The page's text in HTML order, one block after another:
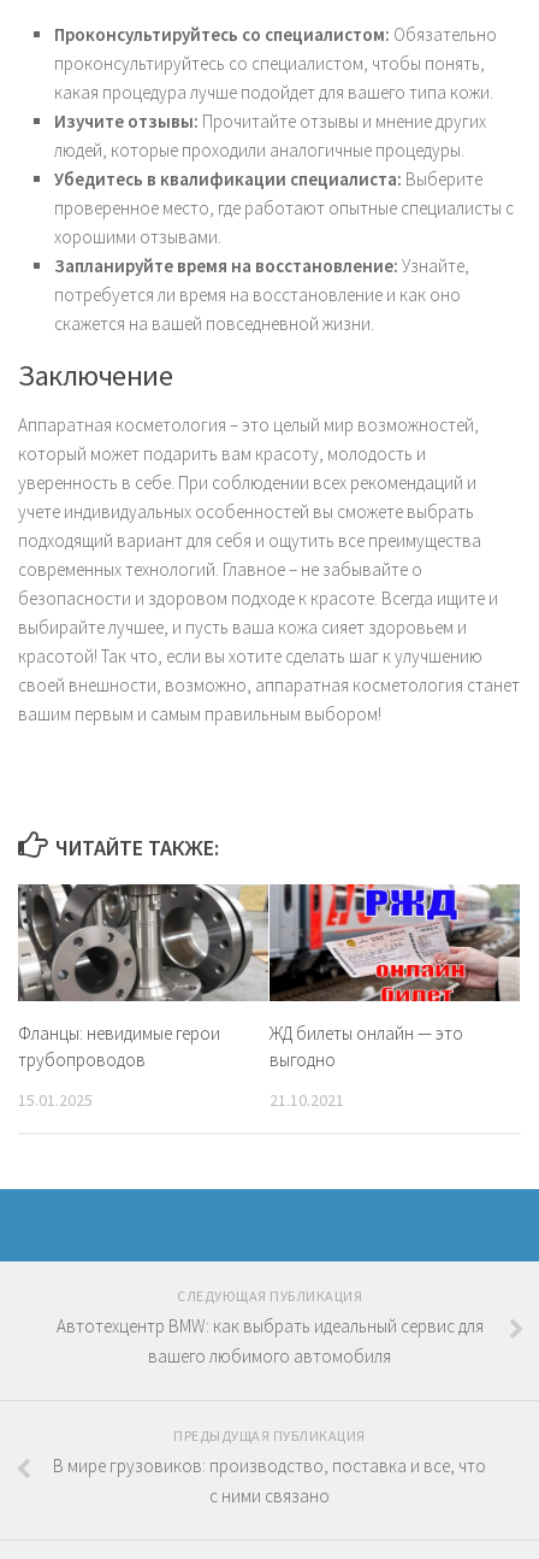
Проконсультируйтесь со специалистом: Обязательно
проконсультируйтесь со специалистом, чтобы понять,
какая процедура лучше подойдет для вашего типа кожи.
Изучите отзывы: Прочитайте отзывы и мнение других
людей, которые проходили аналогичные процедуры.
Убедитесь в квалификации специалиста: Выберите
проверенное место, где работают опытные специалисты с
хорошими отзывами.
Запланируйте время на восстановление: Узнайте,
потребуется ли время на восстановление и как оно
скажется на вашей повседневной жизни.
Заключение
Аппаратная косметология – это целый мир возможностей,
который может подарить вам красоту, молодость и
уверенность в себе. При соблюдении всех рекомендаций и
учете индивидуальных особенностей вы сможете выбрать
подходящий вариант для себя и ощутить все преимущества
современных технологий. Главное – не забывайте о
безопасности и здоровом подходе к красоте. Всегда ищите и
выбирайте лучшее, и пусть ваша кожа сияет здоровьем и
красотой! Так что, если вы хотите сделать шаг к улучшению
своей внешности, возможно, аппаратная косметология станет
вашим первым и самым правильным выбором!
ЧИТАЙТЕ ТАКЖЕ:
Фланцы: невидимые герои
трубопроводов
15.01.2025
ЖД билеты онлайн — это
выгодно
21.10.2021
СЛЕДУЮЩАЯ ПУБЛИКАЦИЯ
Автотехцентр BMW: как выбрать идеальный сервис для
вашего любимого автомобиля
ПРЕДЫДУЩАЯ ПУБЛИКАЦИЯ
В мире грузовиков: производство, поставка и все, что
с ними связано